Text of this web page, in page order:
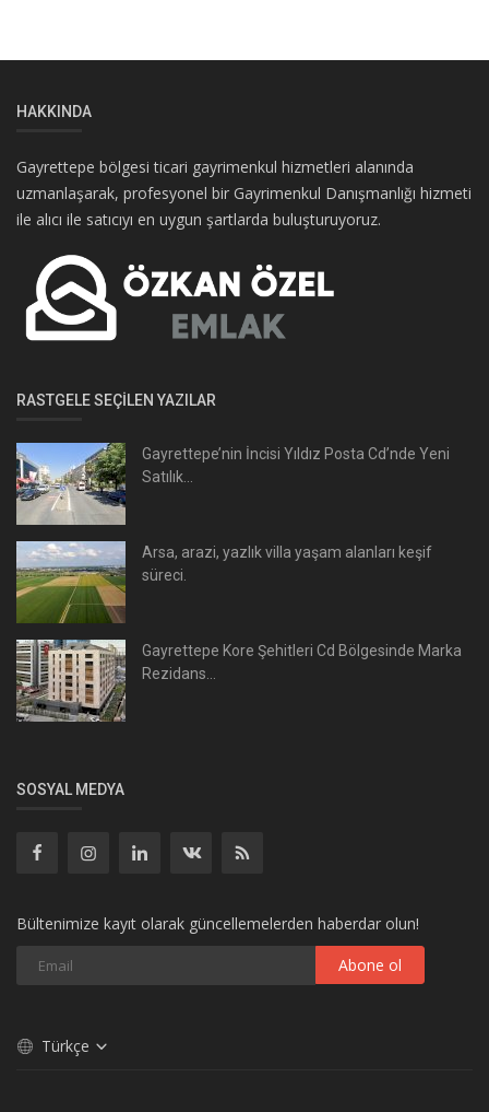
HAKKINDA
Gayrettepe bölgesi ticari gayrimenkul hizmetleri alanında
uzmanlaşarak, profesyonel bir Gayrimenkul Danışmanlığı hizmeti
ile alıcı ile satıcıyı en uygun şartlarda buluşturuyoruz.
RASTGELE SEÇILEN YAZILAR
Gayrettepe’nin İncisi Yıldız Posta Cd’nde Yeni
Satılık...
Arsa, arazi, yazlık villa yaşam alanları keşif
süreci.
Gayrettepe Kore Şehitleri Cd Bölgesinde Marka
Rezidans...
SOSYAL MEDYA
Bültenimize kayıt olarak güncellemelerden haberdar olun!
Abone ol
Türkçe